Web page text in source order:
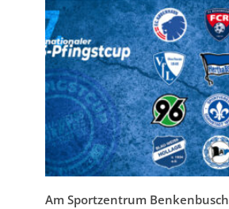
Am Sportzentrum Benkenbusch